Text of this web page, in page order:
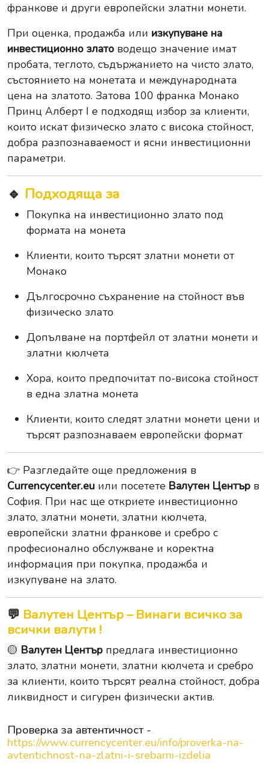
франкове и други европейски златни монети.
При оценка, продажба или изкупуване на
инвестиционно злато водещо значение имат
пробата, теглото, съдържанието на чисто злато,
състоянието на монетата и международната
цена на златото. Затова 100 франка Монако
Принц Алберт I е подходящ избор за клиенти,
които искат физическо злато с висока стойност,
добра разпознаваемост и ясни инвестиционни
параметри.
🔹 Подходяща за
Покупка на инвестиционно злато под
формата на монета
Клиенти, които търсят златни монети от
Монако
Дългосрочно съхранение на стойност във
физическо злато
Допълване на портфейл от златни монети и
златни кюлчета
Хора, които предпочитат по-висока стойност
в една златна монета
Клиенти, които следят златни монети цени и
търсят разпознаваем европейски формат
👉 Разгледайте още предложения в
Currencycenter.eu или посетете Валутен Център в
София. При нас ще откриете инвестиционно
злато, златни монети, златни кюлчета,
европейски златни франкове и сребро с
професионално обслужване и коректна
информация при покупка, продажба и
изкупуване на злато.
💬 Валутен Център – Винаги всичко за
всички валути !
🟡 Валутен Център предлага инвестиционно
злато, златни монети, златни кюлчета и сребро
за клиенти, които търсят реална стойност, добра
ликвидност и сигурен физически актив.
Проверка за автентичност -
https://www.currencycenter.eu/info/proverka-na-
avtentichnost-na-zlatni-i-srebarni-izdelia